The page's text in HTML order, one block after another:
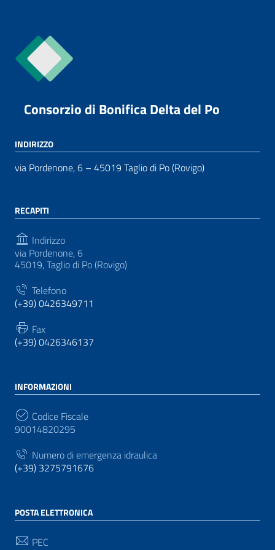
Consorzio di Bonifica Delta del Po
INDIRIZZO
via Pordenone, 6 – 45019 Taglio di Po (Rovigo)
RECAPITI
Indirizzo
via Pordenone, 6
45019, Taglio di Po (Rovigo)
Telefono
(+39) 0426349711
Fax
(+39) 0426346137
INFORMAZIONI
Codice Fiscale
90014820295
Numero di emergenza idraulica
(+39) 3275791676
POSTA ELETTRONICA
PEC